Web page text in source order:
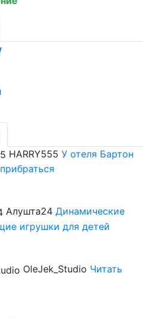
HARRY555 У отеля Бартон
Алушта24 Динамические
игрушки для детей
OleJek_Studio Читать